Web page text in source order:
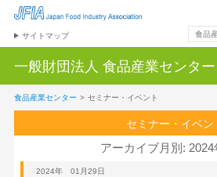
サイトマップ
一般財団法人 食品産業センター
食品産業センター > セミナー・イベント
セミナー・イベン
アーカイブ月別: 2024
2024年 01月29日